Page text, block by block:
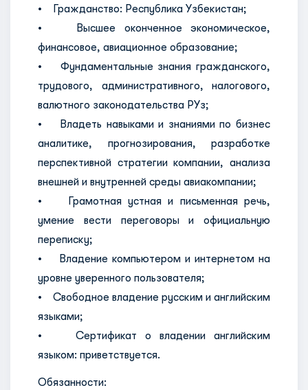
• Гражданство: Республика Узбекистан;
• Высшее оконченное экономическое,
финансовое, авиационное образование;
• Фундаментальные знания гражданского,
трудового, административного, налогового,
валютного законодательства РУз;
• Владеть навыками и знаниями по бизнес
аналитике, прогнозирования, разработке
перспективной стратегии компании, анализа
внешней и внутренней среды авиакомпании;
• Грамотная устная и письменная речь,
умение вести переговоры и официальную
переписку;
• Владение компьютером и интернетом на
уровне уверенного пользователя;
• Свободное владение русским и английским
языками;
• Сертификат о владении английским
языком: приветствуется.
Обязанности: